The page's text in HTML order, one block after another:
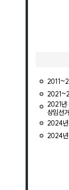
2021년
상임선
2024년
2024년